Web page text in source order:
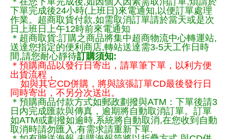
下單完成後24小時(上班日)來電通知,以便訂單處理
作業。超商取貨付款,如需取消訂單請於當天或是次
日上班日上午12時前來電通知
＊超商取貨:訂購之商品將集中超商物流中心轉運站,
送達您指定的便利商店,轉站送達需3-5天工作日時
間,請您耐心靜待訂購須知:
＊預購商品以發行日寄出，請單筆下單，以利方便
出貨流程，
如與其它CD併購，將與該張訂單CD最後發行日
同時寄出，不另分次送出。
＊預購商品付款方式如郵政劃撥與ATM：下單後請3
日內完成匯款與傳真，逾期將自動取消訂單。訂單
如ATM或劃撥如逾時,系統將自動取消,在您收到自動
取消時請勿匯入,有需求請重新下單.